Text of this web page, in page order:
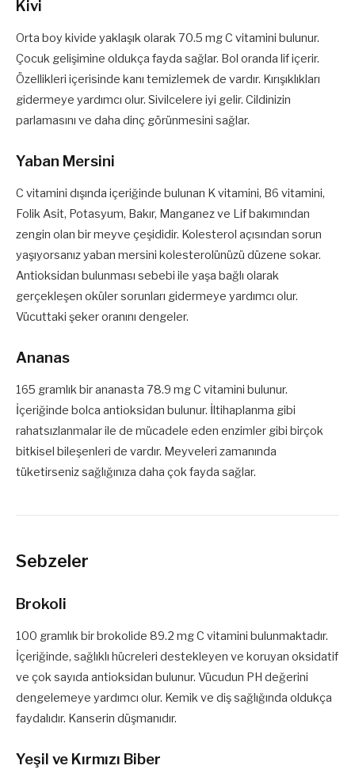
Kivi
Orta boy kivide yaklaşık olarak 70.5 mg C vitamini bulunur.
Çocuk gelişimine oldukça fayda sağlar. Bol oranda lif içerir.
Özellikleri içerisinde kanı temizlemek de vardır. Kırışıklıkları
gidermeye yardımcı olur. Sivilcelere iyi gelir. Cildinizin
parlamasını ve daha dinç görünmesini sağlar.
Yaban Mersini
C vitamini dışında içeriğinde bulunan K vitamini, B6 vitamini,
Folik Asit, Potasyum, Bakır, Manganez ve Lif bakımından
zengin olan bir meyve çeşididir. Kolesterol açısından sorun
yaşıyorsanız yaban mersini kolesterolünüzü düzene sokar.
Antioksidan bulunması sebebi ile yaşa bağlı olarak
gerçekleşen oküler sorunları gidermeye yardımcı olur.
Vücuttaki şeker oranını dengeler.
Ananas
165 gramlık bir ananasta 78.9 mg C vitamini bulunur.
İçeriğinde bolca antioksidan bulunur. İltihaplanma gibi
rahatsızlanmalar ile de mücadele eden enzimler gibi birçok
bitkisel bileşenleri de vardır. Meyveleri zamanında
tüketirseniz sağlığınıza daha çok fayda sağlar.
Sebzeler
Brokoli
100 gramlık bir brokolide 89.2 mg C vitamini bulunmaktadır.
İçeriğinde, sağlıklı hücreleri destekleyen ve koruyan oksidatif
ve çok sayıda antioksidan bulunur. Vücudun PH değerini
dengelemeye yardımcı olur. Kemik ve diş sağlığında oldukça
faydalıdır. Kanserin düşmanıdır.
Yeşil ve Kırmızı Biber